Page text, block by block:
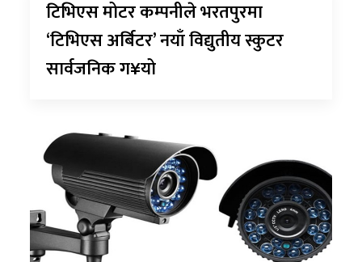
टिभिएस मोटर कम्पनीले भरतपुरमा
‘टिभिएस अर्बिटर’ नयाँ विद्युतीय स्कुटर
सार्वजनिक ग¥यो